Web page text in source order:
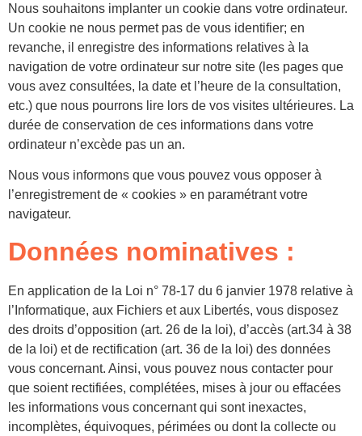
Nous souhaitons implanter un cookie dans votre ordinateur.
Un cookie ne nous permet pas de vous identifier; en
revanche, il enregistre des informations relatives à la
navigation de votre ordinateur sur notre site (les pages que
vous avez consultées, la date et l’heure de la consultation,
etc.) que nous pourrons lire lors de vos visites ultérieures. La
durée de conservation de ces informations dans votre
ordinateur n’excède pas un an.
Nous vous informons que vous pouvez vous opposer à
l’enregistrement de « cookies » en paramétrant votre
navigateur.
Données nominatives :
En application de la Loi n° 78-17 du 6 janvier 1978 relative à
l’Informatique, aux Fichiers et aux Libertés, vous disposez
des droits d’opposition (art. 26 de la loi), d’accès (art.34 à 38
de la loi) et de rectification (art. 36 de la loi) des données
vous concernant. Ainsi, vous pouvez nous contacter pour
que soient rectifiées, complétées, mises à jour ou effacées
les informations vous concernant qui sont inexactes,
incomplètes, équivoques, périmées ou dont la collecte ou